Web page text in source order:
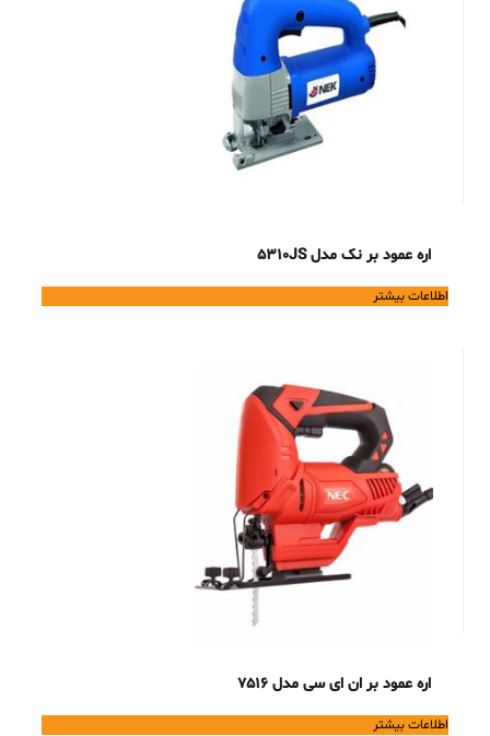
اره عمود بر نک مدل 5310JS
اطلاعات بیشتر
اره عمود بر ان ای سی مدل 7516
اطلاعات بیشتر